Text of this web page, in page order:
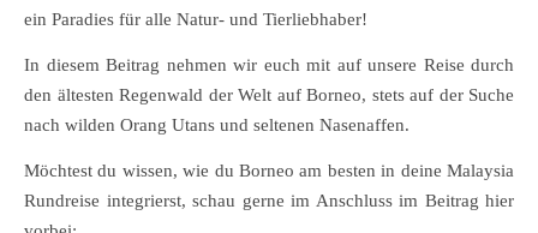
ein Paradies für alle Natur- und Tierliebhaber!
In diesem Beitrag nehmen wir euch mit auf unsere Reise durch
den ältesten Regenwald der Welt auf Borneo, stets auf der Suche
nach wilden Orang Utans und seltenen Nasenaffen.
Möchtest du wissen, wie du Borneo am besten in deine Malaysia
Rundreise integrierst, schau gerne im Anschluss im Beitrag hier